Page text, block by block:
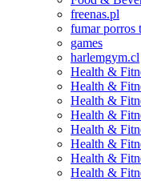
freenas.pl
fumar porros
games
harlemgym.cl
Health &
Health &
Health &
Health &
Health &
Health &
Health &
Health &